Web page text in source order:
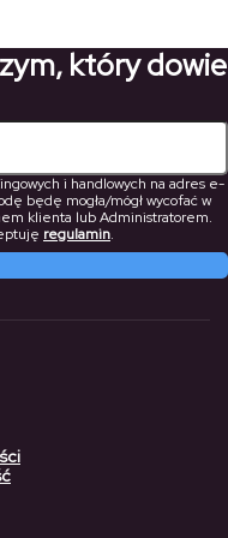
który dowie
i handlowych na adres e-
będę mogła/mógł wycofać w
klienta lub Administratorem.
regulamin.